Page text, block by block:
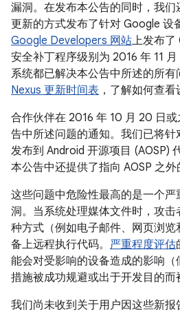
漏洞。在发布本公告的同时，我们
更新的方式发布了针对 Google 设
Google Developers 网站上发布了
安全补丁程序级别为 2016 年 11
系统都已解决本公告中所述的所有
Nexus 更新时间表 ，了解如何查看
合作伙伴在 2016 年 10 月 20 日
告中所述问题的通知。我们已将
发布到 Android 开源项目 (AOSP)
本公告中还提供了指向 AOSP 之外
这些问题中危险性最高的是一个
洞。当系统处理媒体文件时，攻
种方式（例如电子邮件、网页浏
备上远程执行代码。 严重程度评估
能会对受影响的设备造成的影响
措施被成功规避或出于开发目的而
我们尚未收到关于用户因这些新